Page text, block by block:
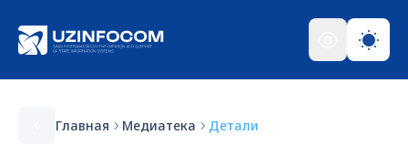
Главная Медиатека Детали